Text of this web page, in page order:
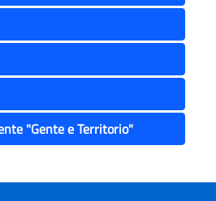
"Gente e Territorio"